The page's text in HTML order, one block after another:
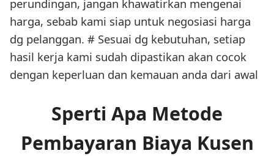
perundingan, jangan khawatirkan mengenai
harga, sebab kami siap untuk negosiasi harga
dg pelanggan. # Sesuai dg kebutuhan, setiap
hasil kerja kami sudah dipastikan akan cocok
dengan keperluan dan kemauan anda dari awal
Sperti Apa Metode
Pembayaran Biaya Kusen